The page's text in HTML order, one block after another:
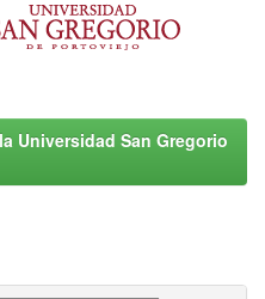
Universidad San Gregorio